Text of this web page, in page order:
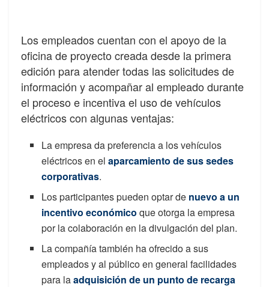
Los empleados cuentan con el apoyo de la
oficina de proyecto creada desde la primera
edición para atender todas las solicitudes de
información y acompañar al empleado durante
el proceso e incentiva el uso de vehículos
eléctricos con algunas ventajas:
La empresa da preferencia a los vehículos
eléctricos en elaparcamiento de sus sedes
corporativas.
Los participantes pueden optar de nuevo a un
incentivo económico que otorga la empresa
por la colaboración en la divulgación del plan.
La compañía también ha ofrecido a sus
empleados y al público en general facilidades
para laadquisición de un punto de recarga